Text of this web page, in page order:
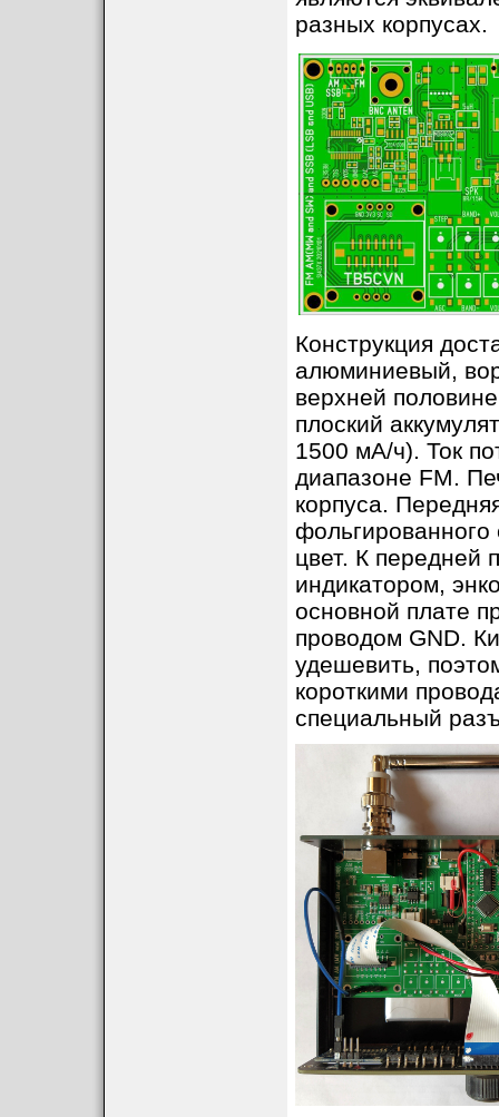
разных корпусах.
Конструкция
алюминиевый,
верхней
плоский
1500 мА/ч). Ток
диапазоне FM.
корпуса.
фольгированного
цвет. К передней
индикатором,
основной плате
проводом GND.
удешевить,
короткими
специальный